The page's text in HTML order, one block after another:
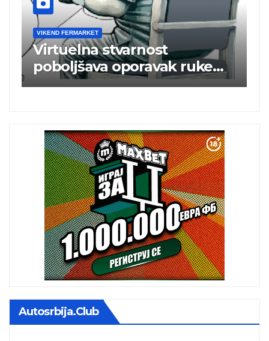
ruke
udara
VIKEND FERMARKET
Brže priključenje na
elektroenergetsku
Autosrbija.club